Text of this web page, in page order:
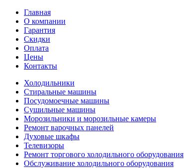
Главная
О компании
Гарантия
Скидки
Оплата
Цены
Контакты
Холодильники
Стиральные машины
Посудомоечные машины
Сушильные машины
Морозильники и морозильные камеры
Ремонт варочных панелей
Духовые шкафы
Телевизоры
Ремонт торгового холодильного оборудования
Обслуживание холодильного оборудования